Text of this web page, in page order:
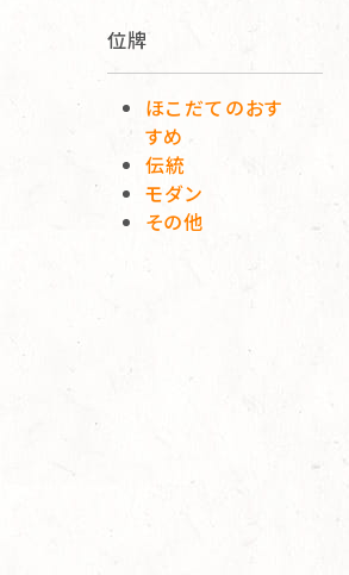
位牌
ほこだてのおす
すめ
伝統
モダン
その他